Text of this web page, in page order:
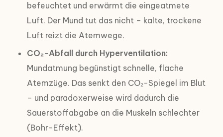
befeuchtet und erwärmt die eingeatmete
Luft. Der Mund tut das nicht – kalte, trockene
Luft reizt die Atemwege.
CO₂-Abfall durch Hyperventilation:
Mundatmung begünstigt schnelle, flache
Atemzüge. Das senkt den CO₂-Spiegel im Blut
– und paradoxerweise wird dadurch die
Sauerstoffabgabe an die Muskeln schlechter
(Bohr-Effekt).